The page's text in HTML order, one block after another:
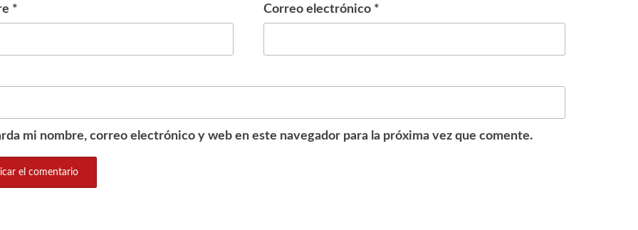
* Correo electrónico *
mi nombre, correo electrónico y web en este navegador para la próxima vez que comente.